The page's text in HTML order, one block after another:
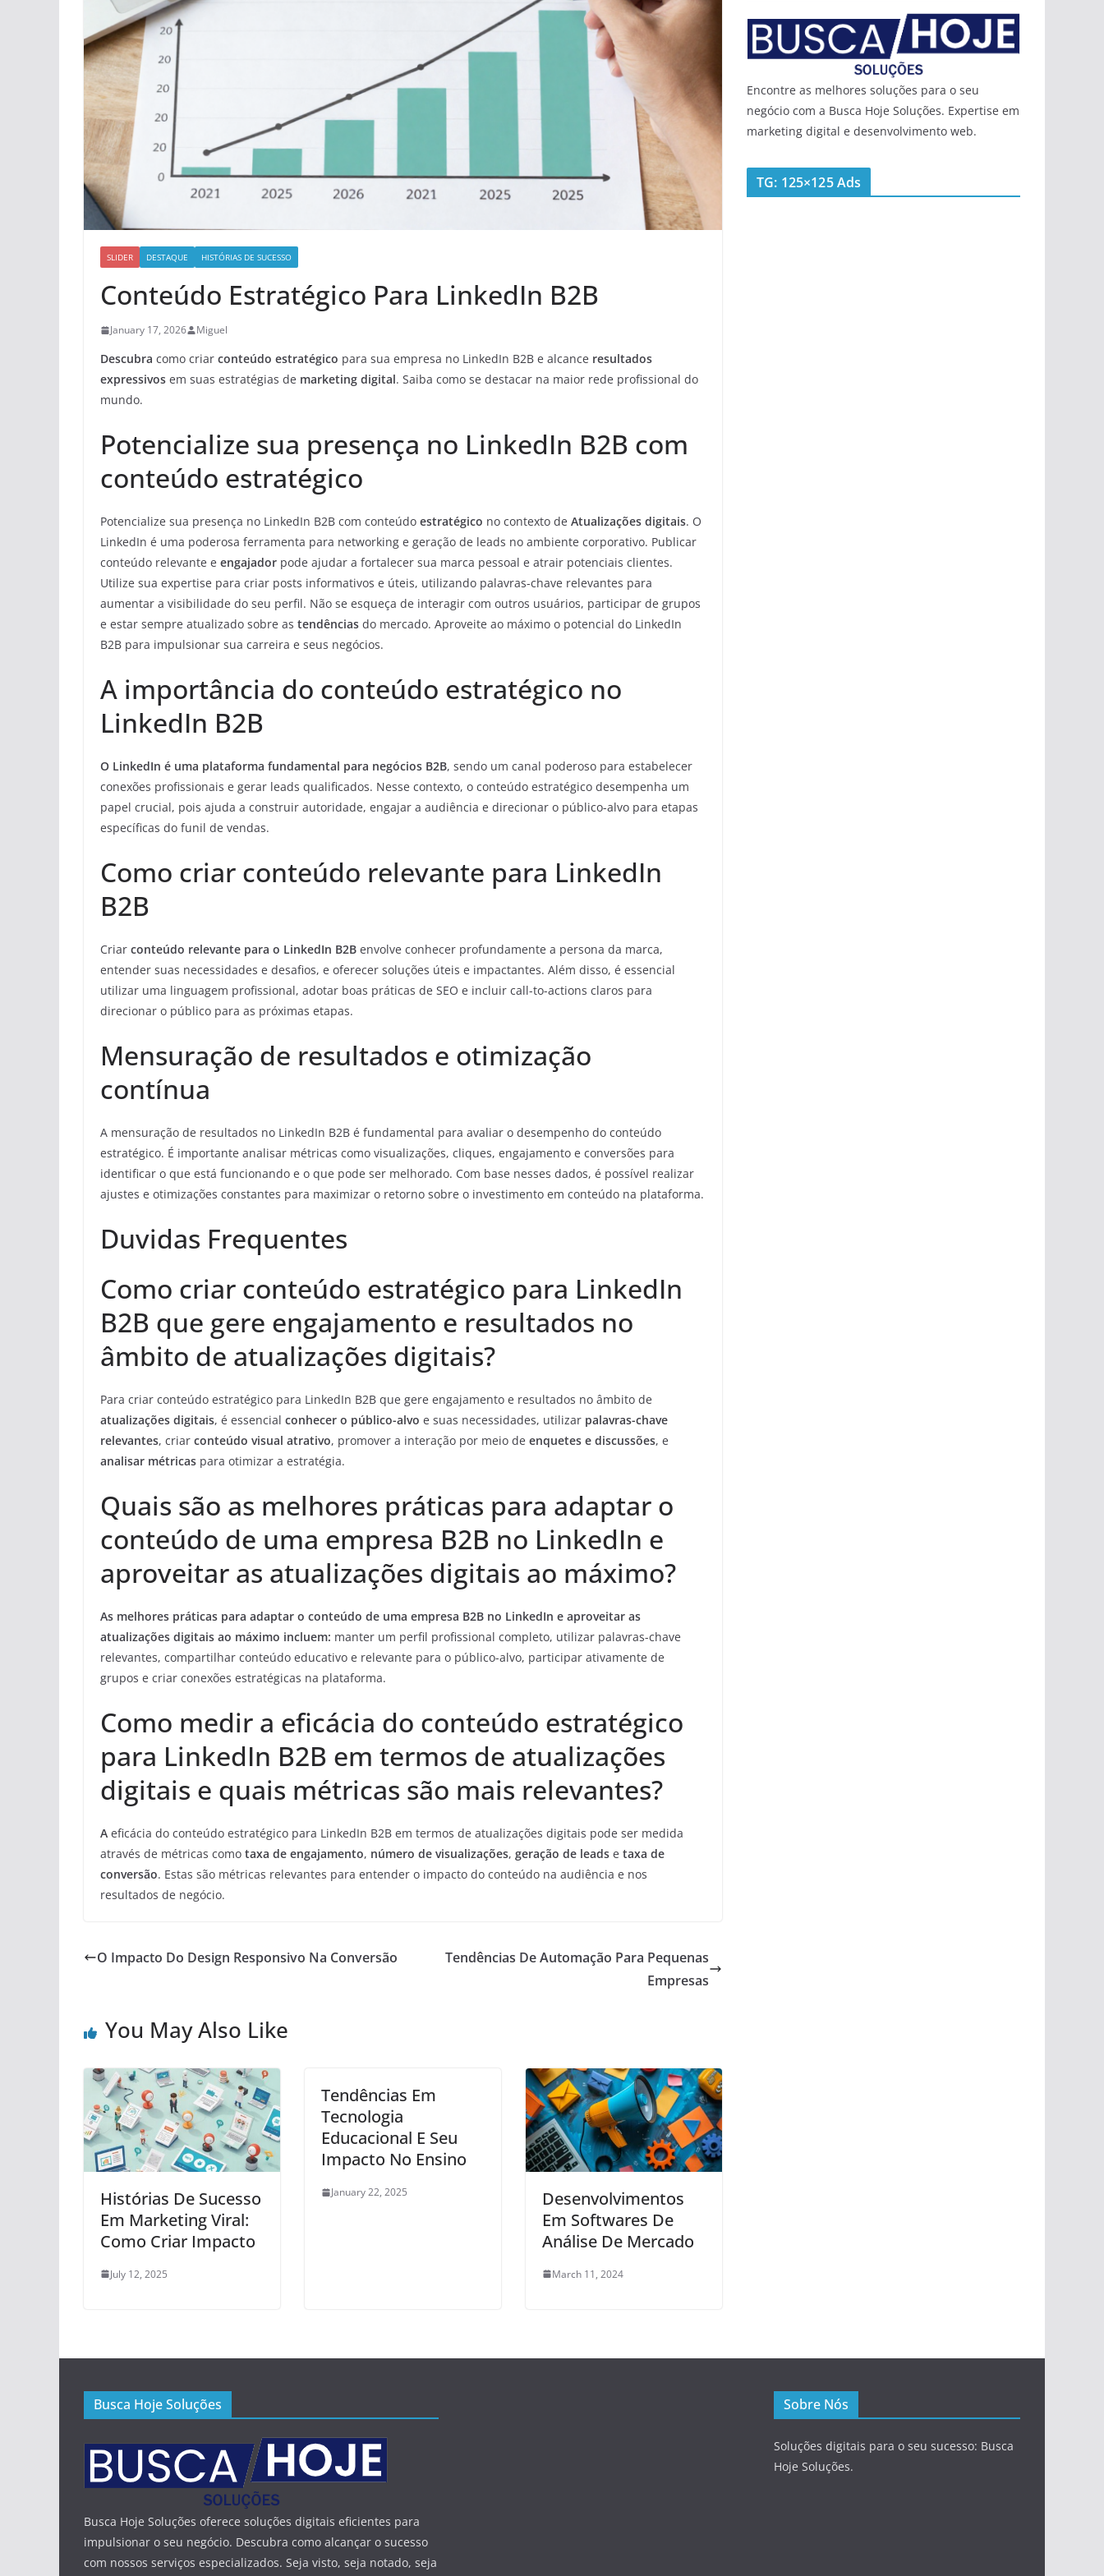
SLIDER DESTAQUE HISTÓRIAS DE SUCESSO
Conteúdo Estratégico Para LinkedIn B2B
January 17, 2026 Miguel
Descubra como criar conteúdo estratégico para sua empresa no LinkedIn B2B e alcance resultados
expressivos em suas estratégias de marketing digital. Saiba como se destacar na maior rede profissional do
mundo.
Potencialize sua presença no LinkedIn B2B com
conteúdo estratégico
Potencialize sua presença no LinkedIn B2B com conteúdo estratégico no contexto de Atualizações digitais. O
LinkedIn é uma poderosa ferramenta para networking e geração de leads no ambiente corporativo. Publicar
conteúdo relevante e engajador pode ajudar a fortalecer sua marca pessoal e atrair potenciais clientes.
Utilize sua expertise para criar posts informativos e úteis, utilizando palavras-chave relevantes para
aumentar a visibilidade do seu perfil. Não se esqueça de interagir com outros usuários, participar de grupos
e estar sempre atualizado sobre as tendências do mercado. Aproveite ao máximo o potencial do LinkedIn
B2B para impulsionar sua carreira e seus negócios.
A importância do conteúdo estratégico no
LinkedIn B2B
O LinkedIn é uma plataforma fundamental para negócios B2B, sendo um canal poderoso para estabelecer
conexões profissionais e gerar leads qualificados. Nesse contexto, o conteúdo estratégico desempenha um
papel crucial, pois ajuda a construir autoridade, engajar a audiência e direcionar o público-alvo para etapas
específicas do funil de vendas.
Como criar conteúdo relevante para LinkedIn
B2B
Criar conteúdo relevante para o LinkedIn B2B envolve conhecer profundamente a persona da marca,
entender suas necessidades e desafios, e oferecer soluções úteis e impactantes. Além disso, é essencial
utilizar uma linguagem profissional, adotar boas práticas de SEO e incluir call-to-actions claros para
direcionar o público para as próximas etapas.
Mensuração de resultados e otimização
contínua
A mensuração de resultados no LinkedIn B2B é fundamental para avaliar o desempenho do conteúdo
estratégico. É importante analisar métricas como visualizações, cliques, engajamento e conversões para
identificar o que está funcionando e o que pode ser melhorado. Com base nesses dados, é possível realizar
ajustes e otimizações constantes para maximizar o retorno sobre o investimento em conteúdo na plataforma.
Duvidas Frequentes
Como criar conteúdo estratégico para LinkedIn
B2B que gere engajamento e resultados no
âmbito de atualizações digitais?
Para criar conteúdo estratégico para LinkedIn B2B que gere engajamento e resultados no âmbito de
atualizações digitais, é essencial conhecer o público-alvo e suas necessidades, utilizar palavras-chave
relevantes, criar conteúdo visual atrativo, promover a interação por meio de enquetes e discussões, e
analisar métricas para otimizar a estratégia.
Quais são as melhores práticas para adaptar o
conteúdo de uma empresa B2B no LinkedIn e
aproveitar as atualizações digitais ao máximo?
As melhores práticas para adaptar o conteúdo de uma empresa B2B no LinkedIn e aproveitar as
atualizações digitais ao máximo incluem: manter um perfil profissional completo, utilizar palavras-chave
relevantes, compartilhar conteúdo educativo e relevante para o público-alvo, participar ativamente de
grupos e criar conexões estratégicas na plataforma.
Como medir a eficácia do conteúdo estratégico
para LinkedIn B2B em termos de atualizações
digitais e quais métricas são mais relevantes?
A eficácia do conteúdo estratégico para LinkedIn B2B em termos de atualizações digitais pode ser medida
através de métricas como taxa de engajamento, número de visualizações, geração de leads e taxa de
conversão. Estas são métricas relevantes para entender o impacto do conteúdo na audiência e nos
resultados de negócio.
O Impacto Do Design Responsivo Na Conversão
Tendências De Automação Para Pequenas
Empresas
You May Also Like
Histórias De Sucesso
Em Marketing Viral:
Como Criar Impacto
July 12, 2025
Tendências Em
Tecnologia
Educacional E Seu
Impacto No Ensino
January 22, 2025
Desenvolvimentos
Em Softwares De
Análise De Mercado
March 11, 2024
Encontre as melhores soluções para o seu
negócio com a Busca Hoje Soluções. Expertise em
marketing digital e desenvolvimento web.
TG: 125×125 Ads
Busca Hoje Soluções
Busca Hoje Soluções oferece soluções digitais eficientes para
impulsionar o seu negócio. Descubra como alcançar o sucesso
com nossos serviços especializados. Seja visto, seja notado, seja
Sobre Nós
Soluções digitais para o seu sucesso: Busca
Hoje Soluções.